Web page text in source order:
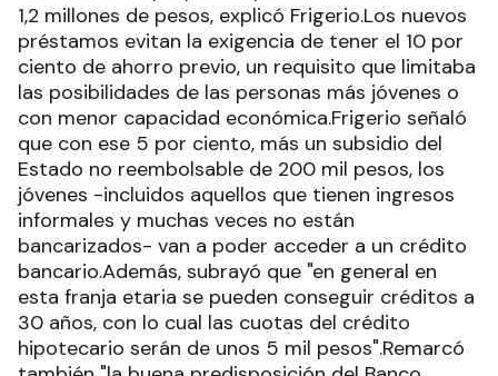
1,2 millones de pesos, explicó Frigerio.Los nuevos
préstamos evitan la exigencia de tener el 10 por
ciento de ahorro previo, un requisito que limitaba
las posibilidades de las personas más jóvenes o
con menor capacidad económica.Frigerio señaló
que con ese 5 por ciento, más un subsidio del
Estado no reembolsable de 200 mil pesos, los
jóvenes -incluidos aquellos que tienen ingresos
informales y muchas veces no están
bancarizados- van a poder acceder a un crédito
bancario.Además, subrayó que "en general en
esta franja etaria se pueden conseguir créditos a
30 años, con lo cual las cuotas del crédito
hipotecario serán de unos 5 mil pesos".Remarcó